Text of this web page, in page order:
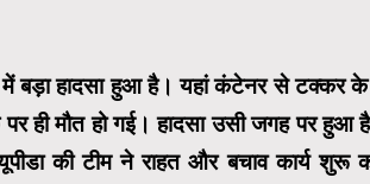
में बड़ा हादसा हुआ है। यहां कंटेनर से
पर ही मौत हो गई। हादसा उसी जगह पर
की टीम ने राहत और बचाव कार्य शुरू